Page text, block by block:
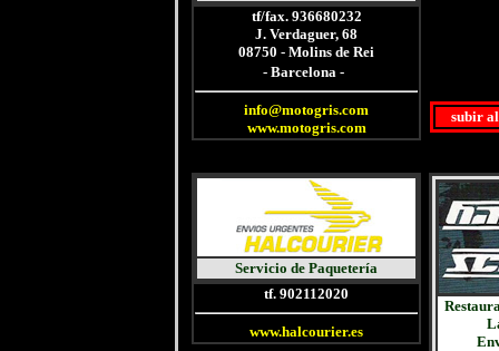
tf/fax. 936680232
J. Verdaguer, 68
08750 - Molins de Rei
- Barcelona -
info@motogris.com
www.motogris.com
subir
Servicio de Paquetería
tf. 902112020
www.halcourier.es